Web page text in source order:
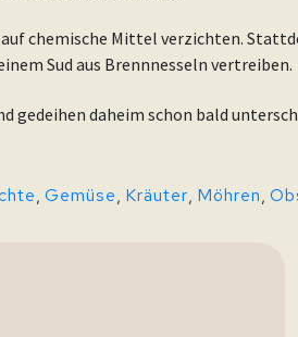
chemische Mittel verzichten.
Sud aus Brennnesseln vertreiben.
gedeihen daheim schon bald
, Gemüse, Kräuter, Möhren,